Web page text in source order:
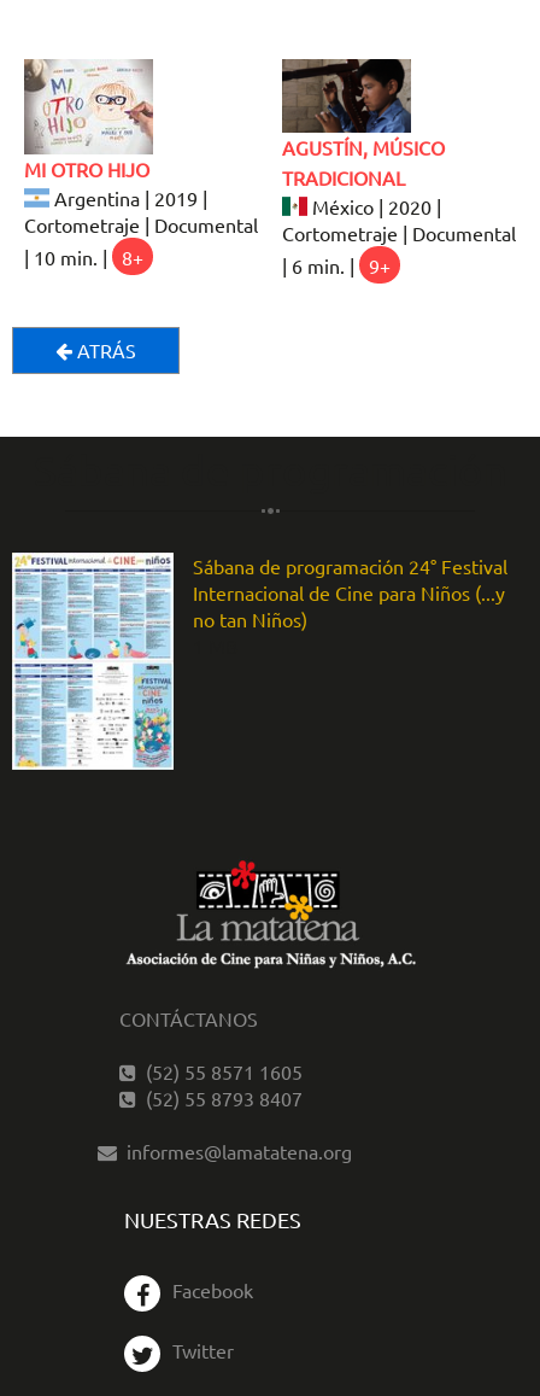
MI OTRO HIJO
Argentina | 2019 |
Cortometraje | Documental
| 10 min. |
8+
AGUSTÍN, MÚSICO
TRADICIONAL
México | 2020 |
Cortometraje | Documental
| 6 min. |
9+
ATRÁS
Sábana de programación 24° Festival
Internacional de Cine para Niños (...y
no tan Niños)
CONTÁCTANOS
(52) 55 8571 1605
(52) 55 8793 8407
informes@lamatatena.org
NUESTRAS REDES
Facebook
Twitter